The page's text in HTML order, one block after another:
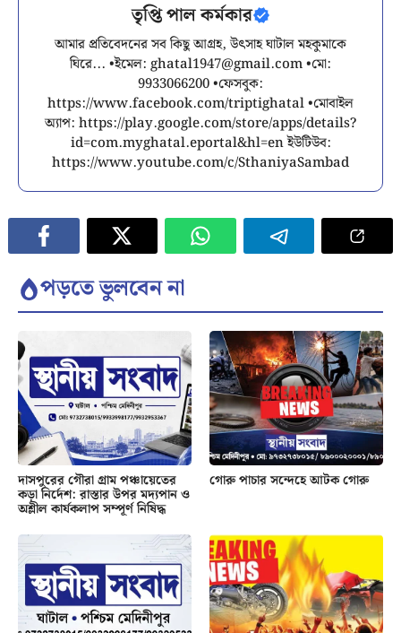
তৃপ্তি পাল কর্মকার
আমার প্রতিবেদনের সব কিছু আগ্রহ, উৎসাহ ঘাটাল মহকুমাকে
ঘিরে... •ইমেল: ghatal1947@gmail.com•মো:
9933066200 •ফেসবুক:
https://www.facebook.com/triptighatal •মোবাইল
অ্যাপ: https://play.google.com/store/apps/details?
id=com.myghatal.eportal&hl=en ইউটিউব:
https://www.youtube.com/c/SthaniyaSambad
পড়তে ভুলবেন না
দাসপুরের গৌরা গ্রাম পঞ্চায়েতের
কড়া নির্দেশ: রাস্তার উপর মদ্যপান ও
অশ্লীল কার্যকলাপ সম্পূর্ণ নিষিদ্ধ
গোরু পাচার সন্দেহে আটক গোরু